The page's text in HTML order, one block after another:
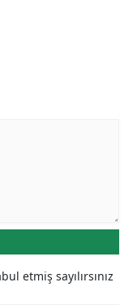
etmiş sayılırsınız